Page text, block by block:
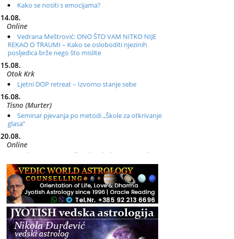
Kako se nositi s emocijama?
14.08.
Online
Vedrana Meštrović: ONO ŠTO VAM NITKO NIJE
REKAO O TRAUMI – Kako se osloboditi njezinih
posljedica brže nego što mislite
15.08.
Otok Krk
Ljetni DOP retreat – Izvorno stanje sebe
16.08.
Tisno (Murter)
Seminar pjevanja po metodi „Škole za otkrivanje
glasa“
20.08.
Online
Radionica: Pomagači iz drugih dimenzija Online –
otvoreno za sve
21.08.
Zagreb+Online
Osnovni ThetaHealing® tečaj, Zagreb i Online
22.08.
Zagreb
Osnovna radionica za izscjeljivanje pranom (Basic
Pranic Healing course)